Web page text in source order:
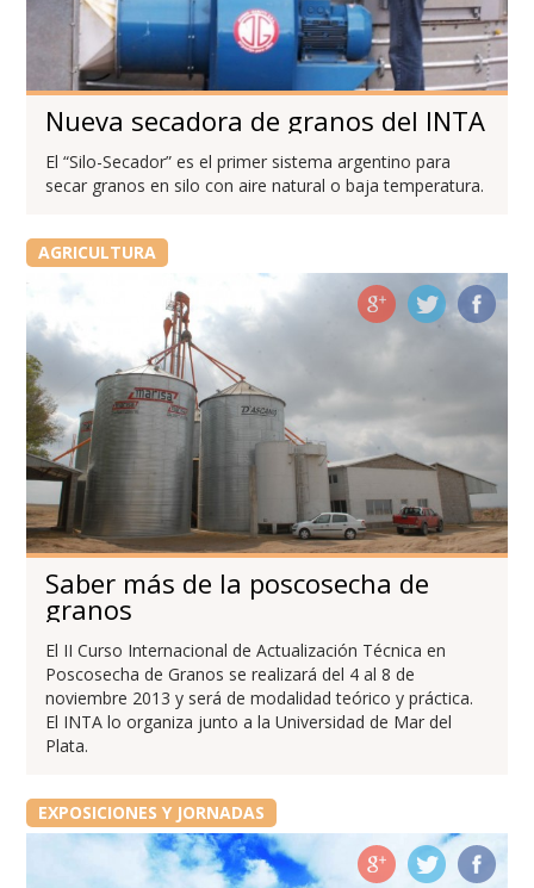
Nueva secadora de granos del INTA
El “Silo-Secador” es el primer sistema argentino para
secar granos en silo con aire natural o baja temperatura.
AGRICULTURA
Saber más de la poscosecha de
granos
El II Curso Internacional de Actualización Técnica en
Poscosecha de Granos se realizará del 4 al 8 de
noviembre 2013 y será de modalidad teórico y práctica.
El INTA lo organiza junto a la Universidad de Mar del
Plata.
EXPOSICIONES Y JORNADAS